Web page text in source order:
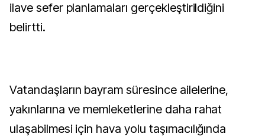
ilave sefer planlamaları gerçekleştirildiğini
belirtti.
Vatandaşların bayram süresince ailelerine,
yakınlarına ve memleketlerine daha rahat
ulaşabilmesi için hava yolu taşımacılığında